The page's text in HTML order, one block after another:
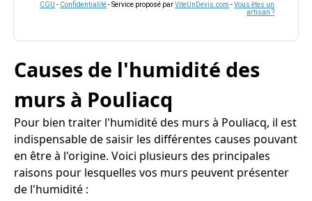
CGU - Confidentialité- Service proposé parViteUnDevis.com -Vous êtes un
artisan ?
Causes de l'humidité des
murs à Pouliacq
Pour bien traiter l'humidité des murs à Pouliacq, il est
indispensable de saisir les différentes causes pouvant
en être à l'origine. Voici plusieurs des principales
raisons pour lesquelles vos murs peuvent présenter
de l'humidité :